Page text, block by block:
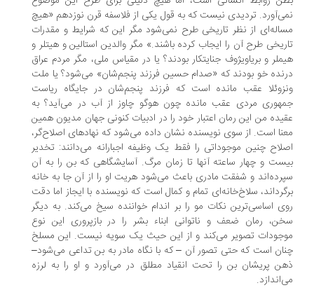
تردیدی نیست که به قول یکی از فلاسفه قرن نوزدهم «هیچ
از نظر تاریخی طرح نمی‌شود مگر این که شرایط و مقدرات
طرح آن را ایجاب کرده باشند.» مگر والدین استالین و هیتلر و
و بریاویژوف جنایتکار بودند؟ یا در مقیاس ملی، مگر مردم عراق
خو بودند که «صدام حسین فرزند پنجم‌شان» می‌شود؟ یا ملت
عقب مانده است که فرزند پنجم‌شان در جایگاه ریاست
مردی عقب مانده چون هوگو چاوز از آب در می‌آید؟ به
من این رمان اعتبار خود را در ادبیات کنونی جهان مدیون همین
است. از سوی نویسنده نشان داده می‌شود که نهادهای اصلاح‌گر،
چنین موجوداتی را فقط یک وظیفه اجبارانه می‌دانند: تخدیر
و چهار ساعته آنها تا زمان مرگ. آسایشگاهی که بن را به آن
و شفقت مادری باعث می‌شود هریت او را از آن جا به خانه
سلاخ‌خانه‌ای تمام و کمال است که نویسنده با ایجاز اما دقت
اساسی‌ترین نکات مو را بر اندام خواننده سیخ می‌کند. به دیگر
رمان ضعف و ناتوانی ابناء بشر را در بازپروری این نوع
تصویر می‌کند و از این حیث یک سویه نیست. این مسلخ
است که حتی تصور آن – که با نگاه مادر به بن تداعی می‌شود–
پریشان بن را تحت انقیاد مطلق در می‌آورد و او را به لرزه